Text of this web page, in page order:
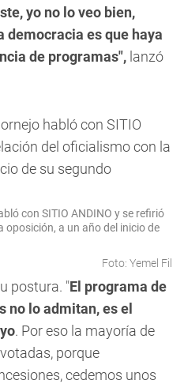
yo no lo veo bien,
democracia es que haya
de programas", lanzó
con SITIO ANDINO y se refirió
oposición, a un año del inicio de
Foto: Yemel Fil
postura. "El programa de
no lo admitan, es el
. Por eso la mayoría de
porque
cedemos unos